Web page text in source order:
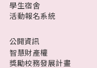
學生宿舍
活動報名系統
公開資訊
智慧財產權
獎勵校務發展計畫